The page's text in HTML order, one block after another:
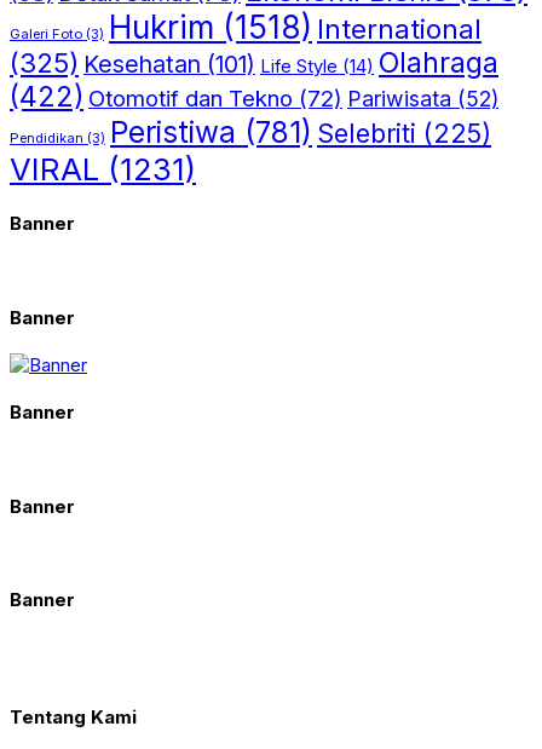
Galeri Foto (3) Hukrim (1518) International
(325) Kesehatan (101) Life Style (14) Olahraga
(422) Otomotif dan Tekno (72) Pariwisata (52)
Pendidikan (3) Peristiwa (781) Selebriti (225)
VIRAL (1231)
Banner
Banner
Banner
Banner
Banner
Tentang Kami